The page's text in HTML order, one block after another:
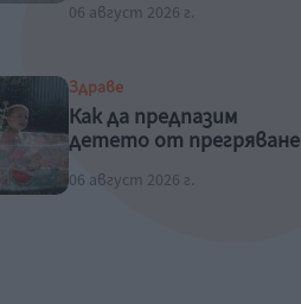
06 август 2026 г.
Здраве
Как да предпазим
детето от прегряване
06 август 2026 г.